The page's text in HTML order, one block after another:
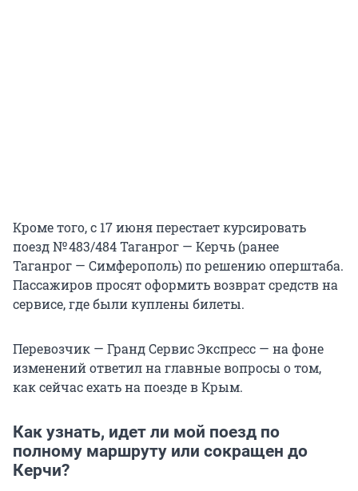
Кроме того, с 17 июня перестает курсировать
поезд № 483/484 Таганрог — Керчь (ранее
Таганрог — Симферополь) по решению оперштаба.
Пассажиров просят оформить возврат средств на
сервисе, где были куплены билеты.
Перевозчик — Гранд Сервис Экспресс — на фоне
изменений ответил на главные вопросы о том,
как сейчас ехать на поезде в Крым.
Как узнать, идет ли мой поезд по
полному маршруту или сокращен до
Керчи?